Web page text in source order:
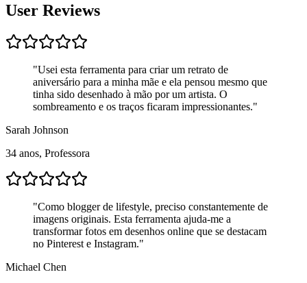
User Reviews
"Usei esta ferramenta para criar um retrato de
aniversário para a minha mãe e ela pensou mesmo que
tinha sido desenhado à mão por um artista. O
sombreamento e os traços ficaram impressionantes."
Sarah Johnson
34 anos, Professora
"Como blogger de lifestyle, preciso constantemente de
imagens originais. Esta ferramenta ajuda-me a
transformar fotos em desenhos online que se destacam
no Pinterest e Instagram."
Michael Chen